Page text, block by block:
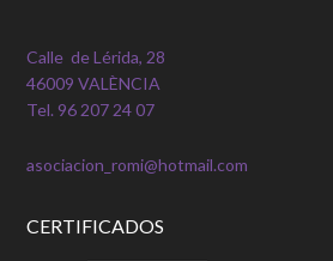
Calle de Lérida, 28
46009 VALÈNCIA
Tel. 96 207 24 07
asociacion_romi@hotmail.com
CERTIFICADOS